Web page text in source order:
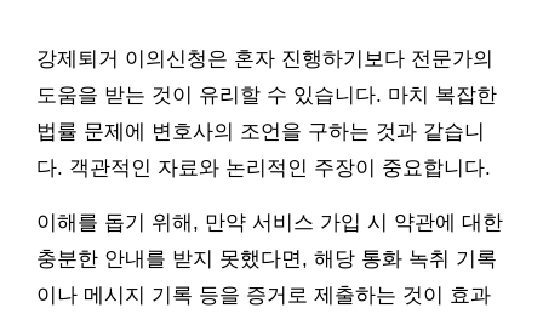
강제퇴거 이의신청은 혼자 진행하기보다 전문가의
도움을 받는 것이 유리할 수 있습니다. 마치 복잡한
법률 문제에 변호사의 조언을 구하는 것과 같습니
다. 객관적인 자료와 논리적인 주장이 중요합니다.
이해를 돕기 위해, 만약 서비스 가입 시 약관에 대한
충분한 안내를 받지 못했다면, 해당 통화 녹취 기록
이나 메시지 기록 등을 증거로 제출하는 것이 효과